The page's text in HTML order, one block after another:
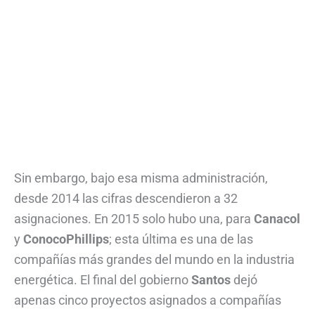
Sin embargo, bajo esa misma administración,
desde 2014 las cifras descendieron a 32
asignaciones. En 2015 solo hubo una, para Canacol
y ConocoPhillips; esta última es una de las
compañías más grandes del mundo en la industria
energética. El final del gobiernoSantos dejó
apenas cinco proyectos asignados a compañías